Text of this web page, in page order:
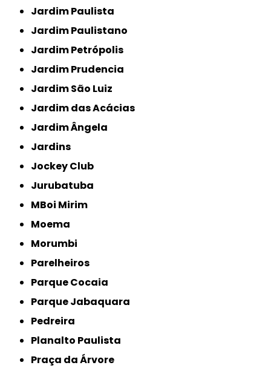
Jardim Paulista
Jardim Paulistano
Jardim Petrópolis
Jardim Prudencia
Jardim São Luiz
Jardim das Acácias
Jardim Ângela
Jardins
Jockey Club
Jurubatuba
MBoi Mirim
Moema
Morumbi
Parelheiros
Parque Cocaia
Parque Jabaquara
Pedreira
Planalto Paulista
Praça da Árvore